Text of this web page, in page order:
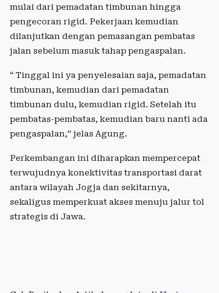
mulai dari pemadatan timbunan hingga
pengecoran rigid. Pekerjaan kemudian
dilanjutkan dengan pemasangan pembatas
jalan sebelum masuk tahap pengaspalan.
“ Tinggal ini ya penyelesaian saja, pemadatan
timbunan, kemudian dari pemadatan
timbunan dulu, kemudian rigid. Setelah itu
pembatas-pembatas, kemudian baru nanti ada
pengaspalan,” jelas Agung.
Perkembangan ini diharapkan mempercepat
terwujudnya konektivitas transportasi darat
antara wilayah Jogja dan sekitarnya,
sekaligus memperkuat akses menuju jalur tol
strategis di Jawa.